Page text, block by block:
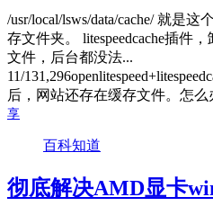
/usr/local/lsws/data/cache/ 就是这
存文件夹。 litespeedcache插件
文件，后台都没法...
11/131,296
后，网站还存在缓存文件。怎么
享
百科知道
彻底解决AMD显卡